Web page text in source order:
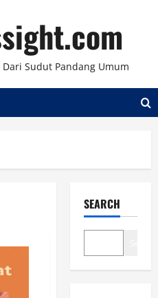
Sudut Pandang Umum
SEARCH